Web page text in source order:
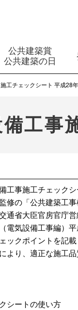
公共建築賞
公共建築の日
工チェックシート 平成28
備工事
工事施工チェック
修の「公共建築工
通省大臣官房官庁
電気設備工事編）
ックポイントを記
より、適正な施工
シートの使い方